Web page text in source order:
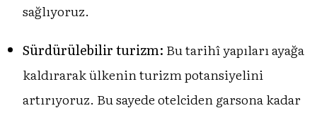
sağlıyoruz.
Sürdürülebilir turizm: Bu tarihî yapıları ayağa
kaldırarak ülkenin turizm potansiyelini
artırıyoruz. Bu sayede otelciden garsona kadar